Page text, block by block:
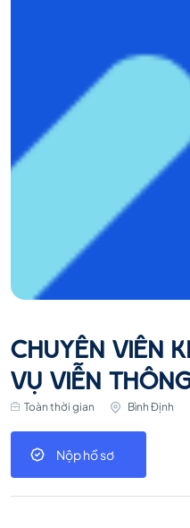
CHUYÊN VIÊN
VỤ VIỄN
Toàn thời gian Bình Định
Nộp hồ sơ